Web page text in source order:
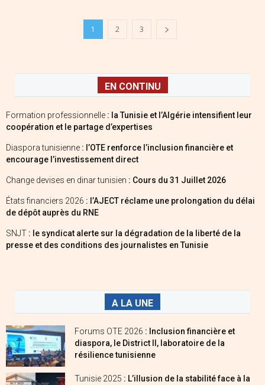
1 2 3
EN CONTINU
Formation professionnelle : la Tunisie et l’Algérie intensifient leur
coopération et le partage d’expertises
Diaspora tunisienne : l’OTE renforce l’inclusion financière et
encourage l’investissement direct
Change devises en dinar tunisien : Cours du 31 Juillet 2026
États financiers 2026 : l’AJECT réclame une prolongation du délai
de dépôt auprès du RNE
SNJT : le syndicat alerte sur la dégradation de la liberté de la
presse et des conditions des journalistes en Tunisie
A LA UNE
Forums OTE 2026 : Inclusion financière et
diaspora, le District II, laboratoire de la
résilience tunisienne
Tunisie 2025 : L’illusion de la stabilité face à la